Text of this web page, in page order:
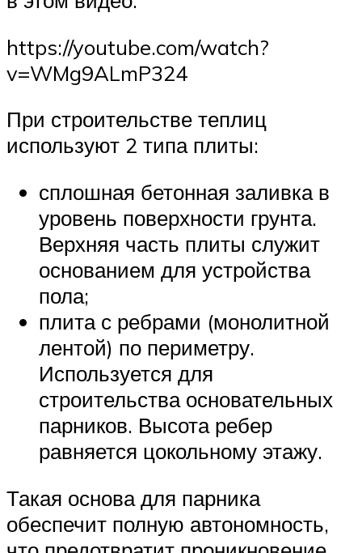
https://youtube.com/watch?
v=WMg9ALmP324
При строительстве теплиц
используют 2 типа плиты:
сплошная бетонная заливка в
уровень поверхности грунта.
Верхняя часть плиты служит
основанием для устройства
пола;
плита с ребрами (монолитной
лентой) по периметру.
Используется для
строительства основательных
парников. Высота ребер
равняется цокольному этажу.
Такая основа для парника
обеспечит полную автономность,